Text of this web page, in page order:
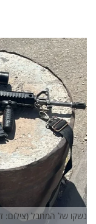
נשקו של המחבל (צילום: